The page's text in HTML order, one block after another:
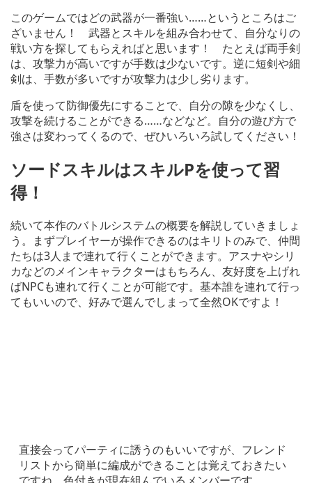
このゲームではどの武器が一番強い……というところはご
ざいません！ 武器とスキルを組み合わせて、自分なりの
戦い方を探してもらえればと思います！ たとえば両手剣
は、攻撃力が高いですが手数は少ないです。逆に短剣や細
剣は、手数が多いですが攻撃力は少し劣ります。
盾を使って防御優先にすることで、自分の隙を少なくし、
攻撃を続けることができる……などなど。自分の遊び方で
強さは変わってくるので、ぜひいろいろ試してください！
ソードスキルはスキルPを使って習
得！
続いて本作のバトルシステムの概要を解説していきましょ
う。まずプレイヤーが操作できるのはキリトのみで、仲間
たちは3人まで連れて行くことができます。アスナやシリ
カなどのメインキャラクターはもちろん、友好度を上げれ
ばNPCも連れて行くことが可能です。基本誰を連れて行っ
てもいいので、好みで選んでしまって全然OKですよ！
直接会ってパーティに誘うのもいいですが、フレンド
リストから簡単に編成ができることは覚えておきたい